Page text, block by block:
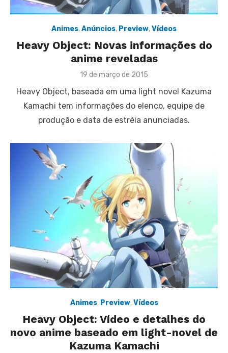
Animes,Anúncios, Preview,Vídeos
Heavy Object: Novas informações do
anime reveladas
Posted
19 de março de 2015
Heavy Object, baseada em uma light novel Kazuma
Kamachi tem informações do elenco, equipe de
produção e data de estréia anunciadas.
Animes, Preview,Vídeos
Heavy Object: Vídeo e detalhes do
novo anime baseado em light-novel de
Kazuma Kamachi